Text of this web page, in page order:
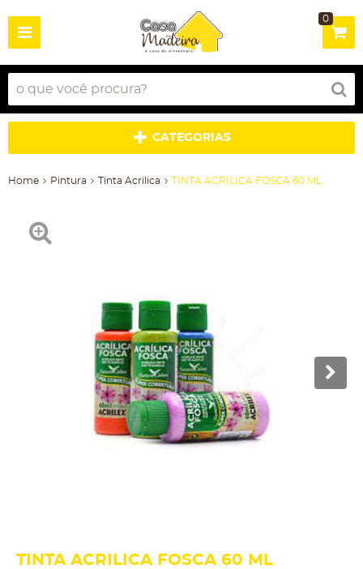
0
CATEGORIAS
Home Pintura Tinta Acrilica TINTA ACRILICA FOSCA 60 ML
TINTA ACRILICA FOSCA 60 ML